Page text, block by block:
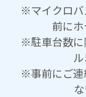
※マイクロバ
前に
※駐車台数に
※事前にご連